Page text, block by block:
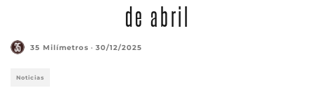
de abril
35 Milímetros · 30/12/2025
Noticias